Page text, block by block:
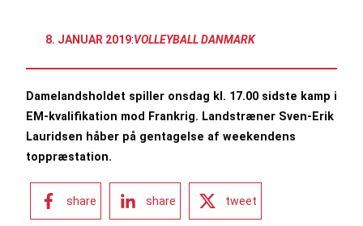
8. JANUAR 2019:VOLLEYBALL DANMARK
Damelandsholdet spiller onsdag kl. 17.00 sidste kamp i
EM-kvalifikation mod Frankrig. Landstræner Sven-Erik
Lauridsen håber på gentagelse af weekendens
toppræstation.
share share tweet